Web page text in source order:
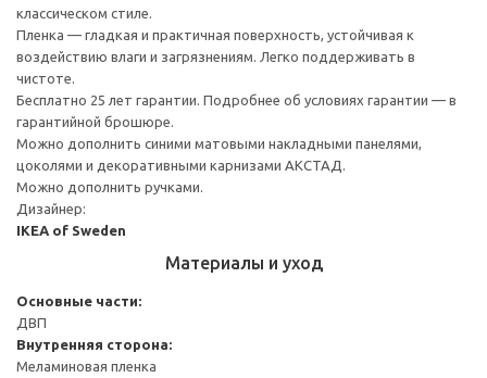
классическом стиле.
Пленка — гладкая и практичная поверхность, устойчивая к
воздействию влаги и загрязнениям. Легко поддерживать в
чистоте.
Бесплатно 25 лет гарантии. Подробнее об условиях гарантии — в
гарантийной брошюре.
Можно дополнить синими матовыми накладными панелями,
цоколями и декоративными карнизами АКСТАД.
Можно дополнить ручками.
Дизайнер:
IKEA of Sweden
Материалы и уход
Основные части:
ДВП
Внутренняя сторона:
Меламиновая пленка